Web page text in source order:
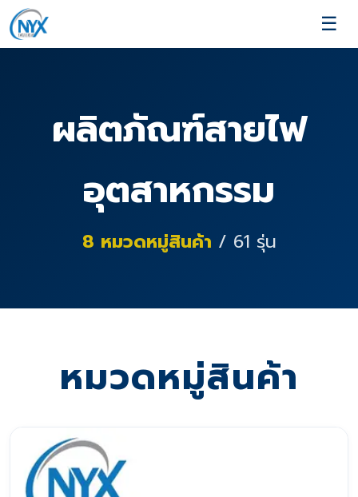
☰
ผลิตภัณฑ์สายไฟ
อุตสาหกรรม
8 หมวดหมู่สินค้า / 61 รุ่น
หมวดหมู่สินค้า